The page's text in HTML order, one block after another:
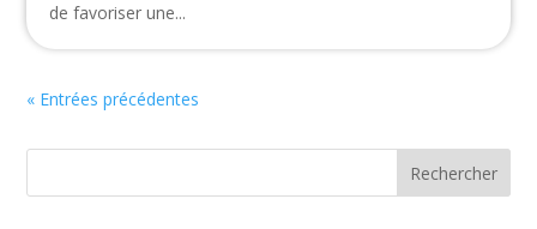
de favoriser une...
« Entrées précédentes
Rechercher